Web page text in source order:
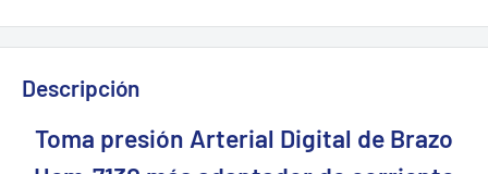
Descripción
Toma presión Arterial Digital de Brazo